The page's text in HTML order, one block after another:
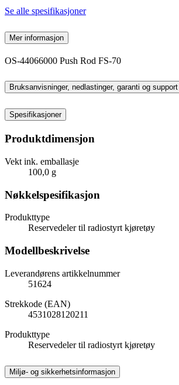
Se alle spesifikasjoner
Mer informasjon
OS-44066000 Push Rod FS-70
Bruksanvisninger, nedlastinger, garanti og support
Spesifikasjoner
Produktdimensjon
Vekt ink. emballasje
100,0 g
Nøkkelspesifikasjon
Produkttype
Reservedeler til radiostyrt kjøretøy
Modellbeskrivelse
Leverandørens artikkelnummer
51624
Strekkode (EAN)
4531028120211
Produkttype
Reservedeler til radiostyrt kjøretøy
Miljø- og sikkerhetsinformasjon